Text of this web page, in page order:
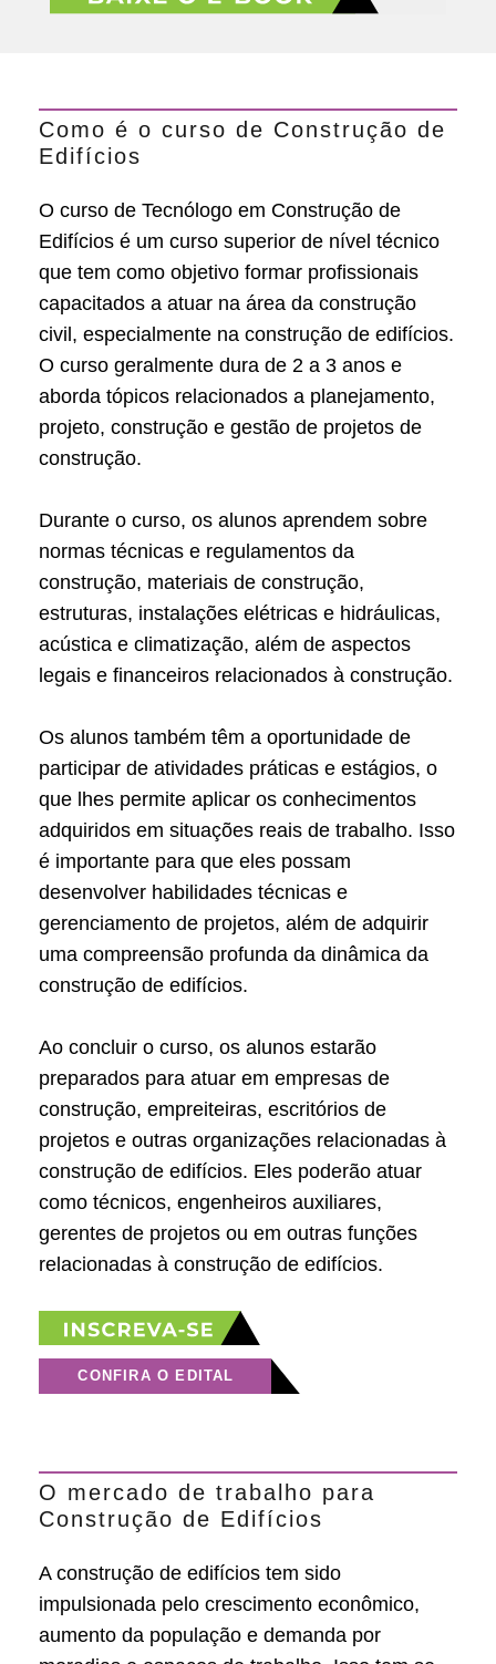
Como é o curso de Construção de
Edifícios
O curso de Tecnólogo em Construção de
Edifícios é um curso superior de nível técnico
que tem como objetivo formar profissionais
capacitados a atuar na área da construção
civil, especialmente na construção de edifícios.
O curso geralmente dura de 2 a 3 anos e
aborda tópicos relacionados a planejamento,
projeto, construção e gestão de projetos de
construção.
Durante o curso, os alunos aprendem sobre
normas técnicas e regulamentos da
construção, materiais de construção,
estruturas, instalações elétricas e hidráulicas,
acústica e climatização, além de aspectos
legais e financeiros relacionados à construção.
Os alunos também têm a oportunidade de
participar de atividades práticas e estágios, o
que lhes permite aplicar os conhecimentos
adquiridos em situações reais de trabalho. Isso
é importante para que eles possam
desenvolver habilidades técnicas e
gerenciamento de projetos, além de adquirir
uma compreensão profunda da dinâmica da
construção de edifícios.
Ao concluir o curso, os alunos estarão
preparados para atuar em empresas de
construção, empreiteiras, escritórios de
projetos e outras organizações relacionadas à
construção de edifícios. Eles poderão atuar
como técnicos, engenheiros auxiliares,
gerentes de projetos ou em outras funções
relacionadas à construção de edifícios.
CONFIRA O EDITAL
O mercado de trabalho para
Construção de Edifícios
A construção de edifícios tem sido
impulsionada pelo crescimento econômico,
aumento da população e demanda por